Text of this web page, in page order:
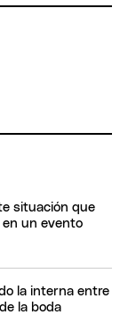
situación que
en un evento
la interna entre
la boda